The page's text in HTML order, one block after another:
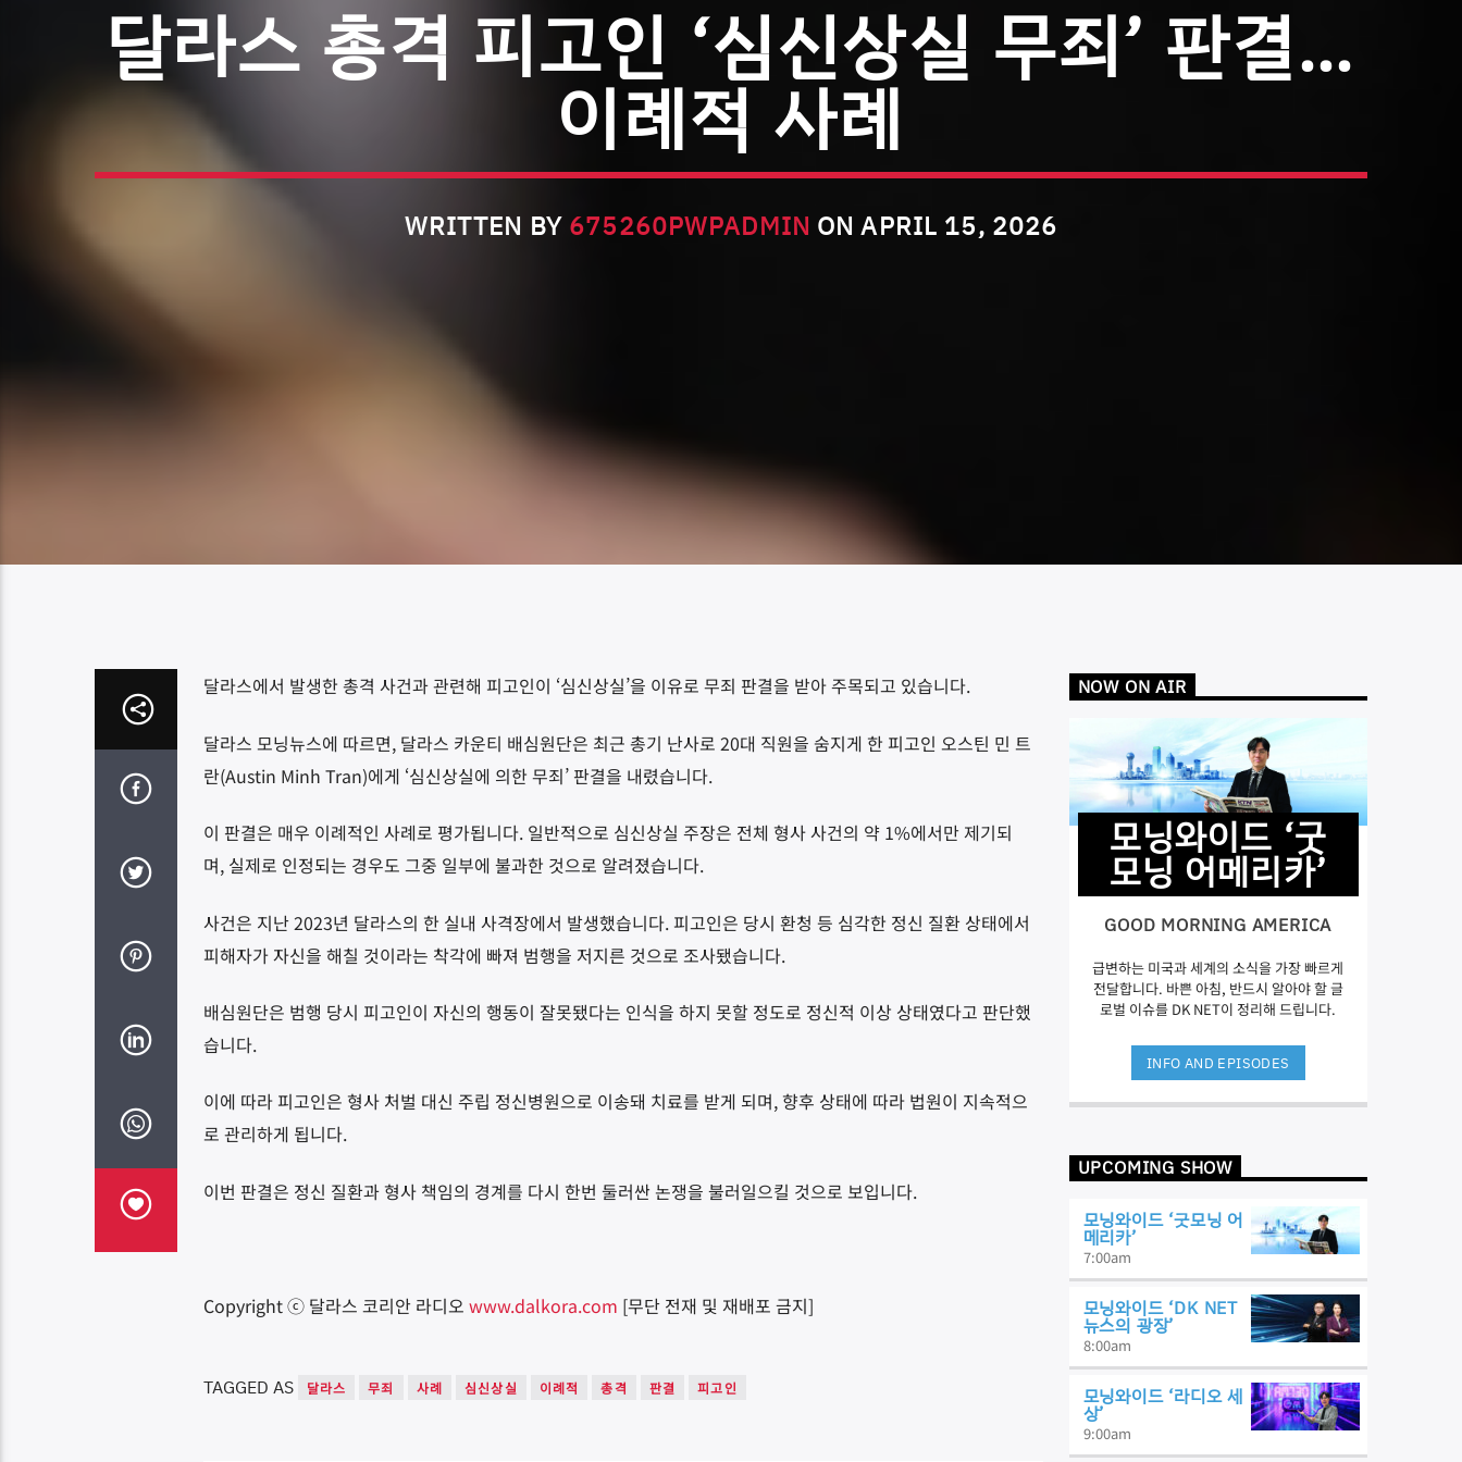
달라스 총격 피고인 ‘심신상실 무죄’ 판결…
이례적 사례
WRITTEN BY 675260PWPADMIN ON APRIL 15, 2026
달라스에서 발생한 총격 사건과 관련해 피고인이 ‘심신상실’을 이유로 무죄 판결을 받아 주목되고 있습니다.
달라스 모닝뉴스에 따르면, 달라스 카운티 배심원단은 최근 총기 난사로 20대 직원을 숨지게 한 피고인 오스틴 민 트
란(Austin Minh Tran)에게 ‘심신상실에 의한 무죄’ 판결을 내렸습니다.
이 판결은 매우 이례적인 사례로 평가됩니다. 일반적으로 심신상실 주장은 전체 형사 사건의 약1%에서만 제기되
며, 실제로 인정되는 경우도 그중 일부에 불과한 것으로 알려졌습니다.
사건은 지난2023년 달라스의 한 실내 사격장에서 발생했습니다. 피고인은 당시 환청 등 심각한 정신 질환 상태에서
피해자가 자신을 해칠 것이라는 착각에 빠져 범행을 저지른 것으로 조사됐습니다.
배심원단은 범행 당시 피고인이 자신의 행동이 잘못됐다는 인식을 하지 못할 정도로 정신적 이상 상태였다고 판단했
습니다.
이에 따라 피고인은 형사 처벌 대신 주립 정신병원으로 이송돼 치료를 받게 되며, 향후 상태에 따라 법원이 지속적으
로 관리하게 됩니다.
이번 판결은 정신 질환과 형사 책임의 경계를 다시 한번 둘러싼 논쟁을 불러일으킬 것으로 보입니다.
Copyright ⓒ 달라스 코리안 라디오 www.dalkora.com [무단 전재 및 재배포 금지]
TAGGED AS 달라스 무죄 사례 심신상실 이례적 총격 판결 피고인
NOW ON AIR
모닝와이드 ‘굿
모닝 어메리카’
GOOD MORNING AMERICA
급변하는 미국과 세계의 소식을 가장 빠르게
전달합니다. 바쁜 아침, 반드시 알아야 할 글
로벌 이슈를 DK NET이 정리해 드립니다.
INFO AND EPISODES
UPCOMING SHOW
모닝와이드 ‘굿모닝 어
메리카’
7:00am
모닝와이드 ‘DK NET
뉴스의 광장’
8:00am
모닝와이드 ‘라디오 세
상’
9:00am